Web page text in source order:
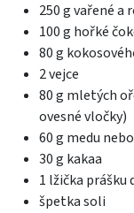
250 g vařené a
100 g hořké
80 g
2 vejce
80 g mletých
ovesné vločky)
60 g medu
30 g kakaa
1 lžička prášku
špetka soli